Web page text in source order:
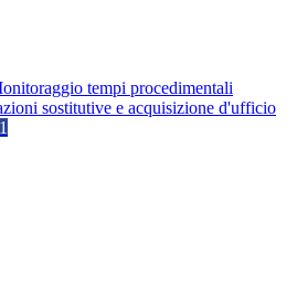
tempi procedimentali
sostitutive e acquisizione d'ufficio
1